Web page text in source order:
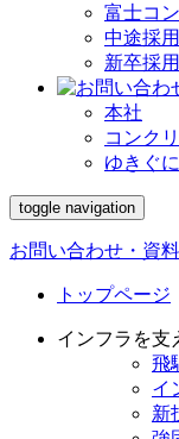
富士コ
中途採用
新卒採用
本社
コンク
ゆきぐ
toggle navigation
お問い合わせ・資
トップページ
インフラを支
飛
イ
新